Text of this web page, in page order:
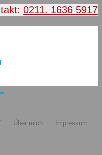
0211. 1636 5917
Über mich Impressum